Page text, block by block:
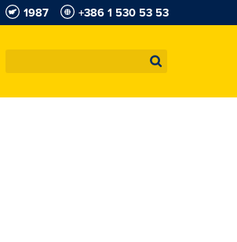
1987 +386 1 530 53 53